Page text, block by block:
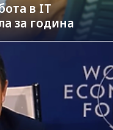
в IT
за година